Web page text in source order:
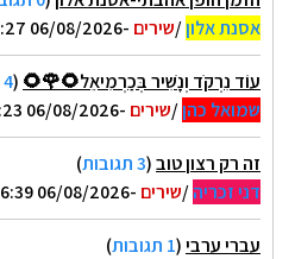
אסנת אלון/שירים -06/08/2026 07:27
עוֹד נִרְקֹד וְנָשִׁיר בְּכַרְמִיאֵל🌻🌹🌻 (4 תגובות
שמואל כהן/שירים -06/08/2026 07:23
זה רק רצון טוב(3 תגובות
)
דני זכריה/שירים -06/08/2026 06:39
עברי ערבי(1 תגובות
)